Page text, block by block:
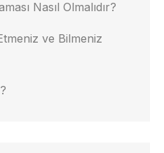
Nasıl Olmalıdır?
ve Bilmeniz